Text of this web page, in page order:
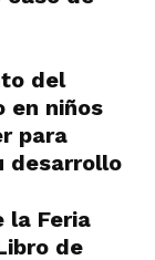
del
en niños
para
desarrollo
la Feria
de